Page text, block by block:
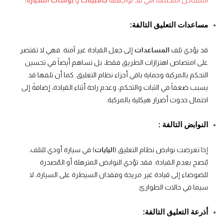
مساعدات التعليق التالفة:
قد يؤدي تلف المساعدات إلى جعل القيادة غير آمنة. فهي لا تقتصر
على امتصاص اهتزازات الطريق فقط، بل تساهم أيضاً في تحسين
التحكم بالمركبة وحماية باقي أجزاء نظام التعليق. كما أن تلفها قد
يسبب ضعفاً في الثبات والتحكم، وعدم راحة أثناء القيادة، إضافةً إلى
احتمال حدوث أضرار هيكلية بالمركبة.
النوابض التالفة :
إذا تعرضت نوابض نظام التعليق (اليايات) في سيارة أودي للتلف،
يُنصح بعدم القيادة. فقد تؤدي النوابض المترهلة أو المُصدرة
للضوضاء إلى قيادة غير مريحة وفقدان السيطرة على السيارة، لا
سيما في حالات الطوارئ.
أذرعة التعليق التالفة: